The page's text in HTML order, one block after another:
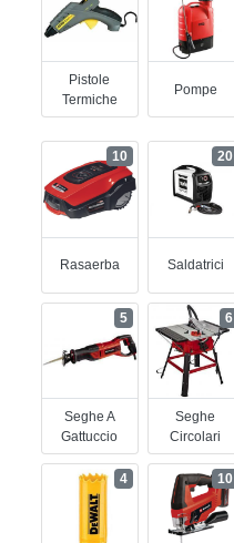
Pistole
Termiche
Pompe
Rasaerba
10
Saldatrici
20
Seghe A
Gattuccio
5
Seghe
Circolari
6
4 10